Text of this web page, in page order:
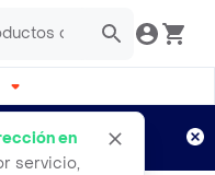
en
servicio,
Aplican TyC